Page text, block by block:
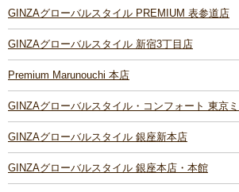
GINZAグローバルスタイル PREMIUM 表参道店
GINZAグローバルスタイル 新宿3丁目店
Premium Marunouchi 本店
GINZAグローバルスタイル・コンフォート 東京
GINZAグローバルスタイル 銀座新本店
GINZAグローバルスタイル 銀座本店・本館